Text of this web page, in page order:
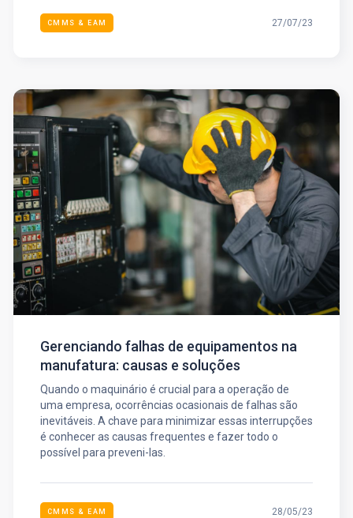
CMMS & EAM 27/07/23
Gerenciando falhas de equipamentos na
manufatura: causas e soluções
Quando o maquinário é crucial para a operação de
uma empresa, ocorrências ocasionais de falhas são
inevitáveis. A chave para minimizar essas interrupções
é conhecer as causas frequentes e fazer todo o
possível para preveni-las.
CMMS & EAM 28/05/23